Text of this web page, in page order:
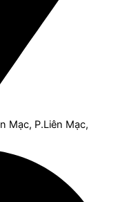
Mạc, P.Liên Mạc,